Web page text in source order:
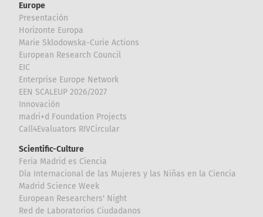
Europe
Presentación
Horizonte Europa
Marie Sklodowska-Curie Actions
European Research Council
EIC
Enterprise Europe Network
EEN SCALEUP 2026/2027
Innovación
madri+d Foundation Projects
Call4Evaluators RIVCircular
Scientific-Culture
Feria Madrid es Ciencia
Día Internacional de las Mujeres y las Niñas en la Ciencia
Madrid Science Week
European Researchers' Night
Red de Laboratorios Ciudadanos